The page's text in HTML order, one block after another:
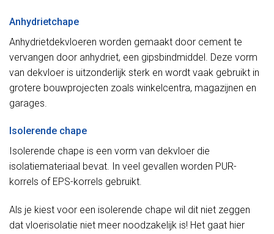
Anhydrietchape
Anhydrietdekvloeren worden gemaakt door cement te
vervangen door anhydriet, een gipsbindmiddel. Deze vorm
van dekvloer is uitzonderlijk sterk en wordt vaak gebruikt in
grotere bouwprojecten zoals winkelcentra, magazijnen en
garages.
Isolerende chape
Isolerende chape is een vorm van dekvloer die
isolatiemateriaal bevat. In veel gevallen worden PUR-
korrels of EPS-korrels gebruikt.
Als je kiest voor een isolerende chape wil dit niet zeggen
dat vloerisolatie niet meer noodzakelijk is! Het gaat hier